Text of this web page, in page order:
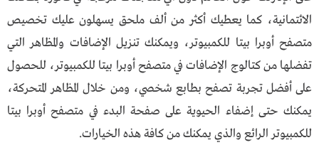
الائتمانية، كما يعطيك أكثر من ألف ملحق يسهلون عليك تخصيص
متصفح أوبرا بيتا للكمبيوتر، ويمكنك تنزيل الإضافات والمظاهر التي
تفضلها من كتالوج الإضافات في متصفح أوبرا بيتا للكمبيوتر، للحصول
على أفضل تجربة تصفح بطابع شخصي، ومن خلال المظاهر المتحركة،
يمكنك حتى إضفاء الحيوية على صفحة البدء في متصفح أوبرا بيتا
للكمبيوتر الرائع والذي يمكنك من كافة هذه الخيارات.